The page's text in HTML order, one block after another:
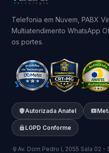
Telefonia em Nuvem, PABX
Multiatendimento WhatsApp
os portes.
Autorizada Anatel
LGPD Conforme
Av. Dom Pedro I, 2055 Sala 02